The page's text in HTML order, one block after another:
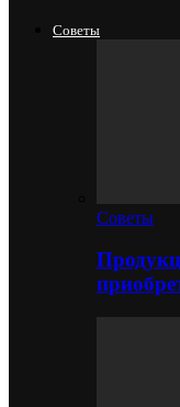
Советы
Советы